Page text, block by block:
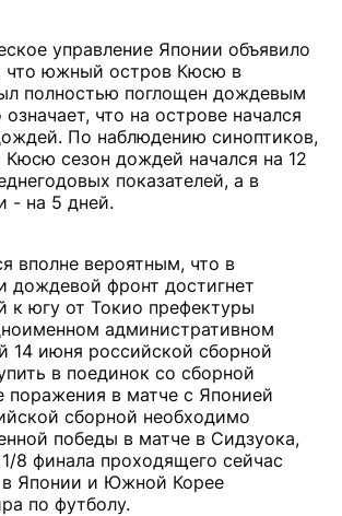
управление Японии объявило
что южный остров Кюсю в
полностью поглощен дождевым
что на острове начался
По наблюдению синоптиков,
сезон дождей начался на 12
показателей, а в
- на 5 дней.
вполне вероятным, что в
дождевой фронт достигнет
к югу от Токио префектуры
административном
14 июня российской сборной
в поединок со сборной
поражения в матче с Японией
сборной необходимо
победы в матче в Сидзуока,
8 финала проходящего сейчас
Японии и Южной Корее
по футболу.